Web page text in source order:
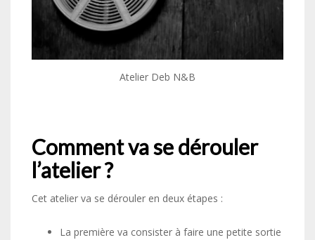
Atelier Deb N&B
Comment va se dérouler
l’atelier ?
Cet atelier va se dérouler en deux étapes :
La première va consister à faire une petite sortie